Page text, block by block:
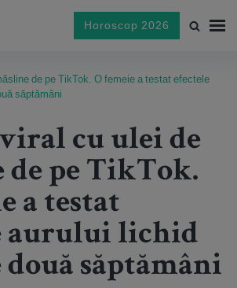
Horoscop 2026
de pe TikTok. O femeie a testat efectele
săptămâni
cu ulei de
de pe TikTok.
a testat
aurului lichid
săptămâni